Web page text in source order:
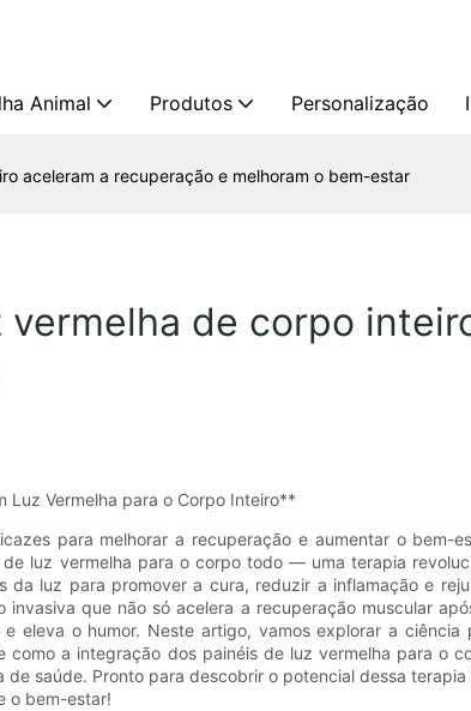
Animal Produtos Personalização
aceleram a recuperação e melhoram o bem-estar
de corpo
Luz Vermelha para o Corpo Inteiro**
para melhorar a recuperação e aumentar o bem-
luz vermelha para o corpo todo — uma terapia
luz para promover a cura, reduzir a inflamação e
que não só acelera a recuperação muscular
eleva o humor. Neste artigo, vamos explorar a ciência
como a integração dos painéis de luz vermelha para o
saúde. Pronto para descobrir o potencial dessa terapia
o bem-estar!